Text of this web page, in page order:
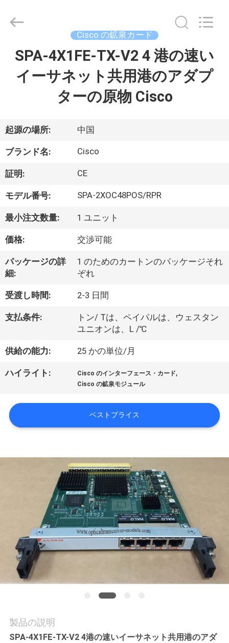
品
ビ
デ
オ
わ
た
ち
に
つ
て
質
理
LonRise
Equipment
Cisco の鉱泉カード
SPA-4X1FE-TX-V2 4 港の速い
イーサネット共用港のアダプ
ターの原物 Cisco
起源の場所: 中国
ブランド名: Cisco
証明: CE
モデル番号: SPA-2XOC48POS/RPR
最小注文数量: 1 ユニット
価格: 交渉可能
パッケージの詳
細:
1 のためのカートンのパッケージそれ
ぞれ
受渡し時間: 2-3 日間
支払条件:
トン/ Tは、ペイパルは、ウェスタン
ユニオンは、L /℃
供給の能力: 25 かの単位/月
ハイライト: Cisco のインターフェース・カード,
Cisco の鉱泉モジュール
ベストプライス
製品の説明
SPA-4X1FE-TX-V2 4港の速いイーサネット共用港のアダ